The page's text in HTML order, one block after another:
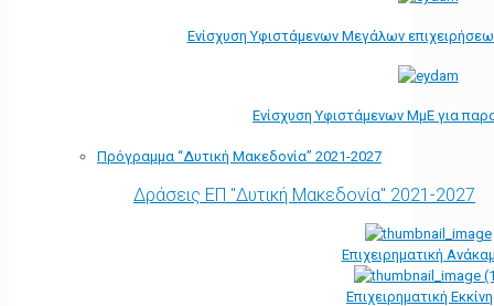
Ενίσχυση Υφιστάμενων Μεγάλων
Ενίσχυση Υφιστάμενων ΜμΕ για
Πρόγραμμα “Δυτική Μακεδονία” 2021-2027
Δράσεις ΕΠ "Δυτική Μακεδονία" 2021-2027
Επιχειρηματική
Επιχειρηματική